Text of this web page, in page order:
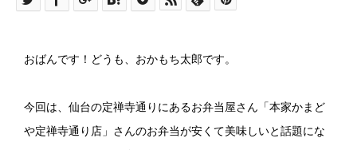
おばんです！どうも、おかもち太郎です。
今回は、仙台の定禅寺通りにあるお弁当屋さん「本家かまど
や定禅寺通り店」さんのお弁当が安くて美味しいと話題にな